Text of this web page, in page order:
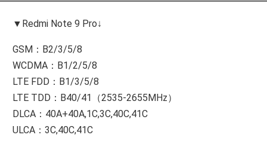
▼Redmi Note 9 Pro↓
GSM：B2/3/5/8
WCDMA：B1/2/5/8
LTE FDD：B1/3/5/8
LTE TDD：B40/41（2535-2655MHz）
DLCA：40A+40A,1C,3C,40C,41C
ULCA：3C,40C,41C